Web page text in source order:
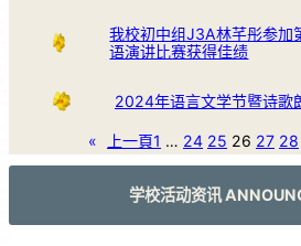
我校初中组J3A林芊彤参加
语演讲比赛获得佳绩
2024年语言文学节暨诗歌
« 上一頁1 … 24 25 26 27 28
学校活动资讯